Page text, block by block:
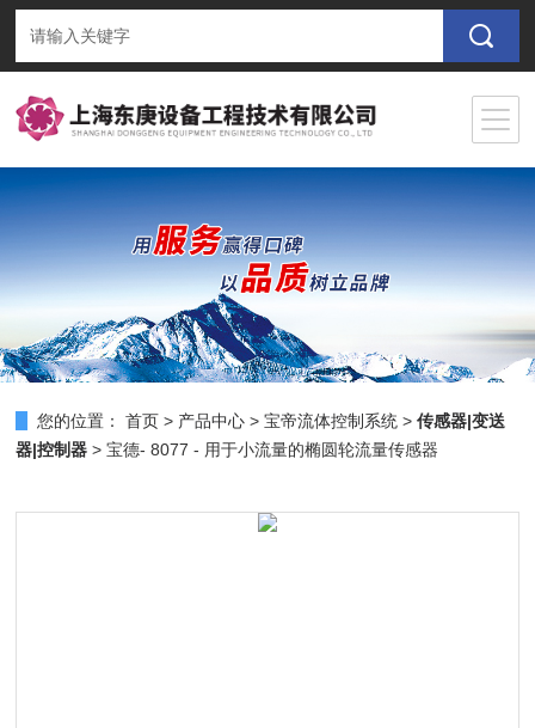
您的位置： 首页 > 产品中心 >宝帝流体控制系统 >传感器|变送
器|控制器 > 宝德- 8077 - 用于小流量的椭圆轮流量传感器